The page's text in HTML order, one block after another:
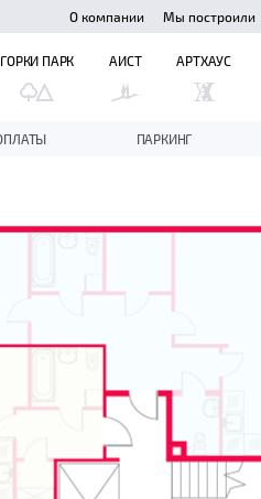
О компании Мы построили
ПАРКИНГ
ГОРКИ ПАРК АИСТ АРТХАУС